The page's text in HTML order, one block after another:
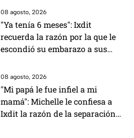
08 agosto, 2026
"Ya tenía 6 meses": Ixdit
recuerda la razón por la que le
escondió su embarazo a sus
(VIDEO)
08 agosto, 2026
"Mi papá le fue infiel a mi
mamá": Michelle le confiesa a
Ixdit la razón de la separación